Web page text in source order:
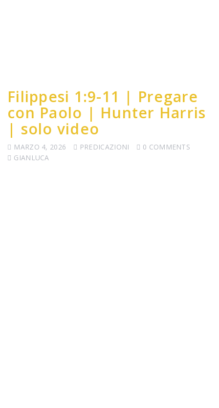
Filippesi 1:9-11 | Pregare
con Paolo | Hunter Harris
| solo video
MARZO 4, 2026 PREDICAZIONI
0 COMMENTS
GIANLUCA